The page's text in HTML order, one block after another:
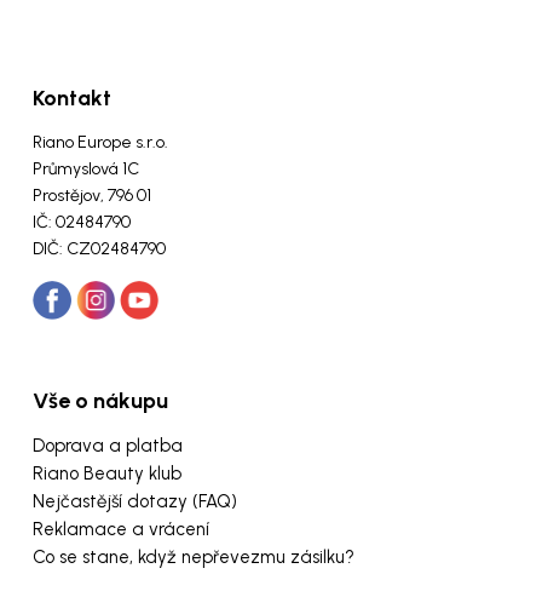
Kontakt
Riano Europe s.r.o.
Průmyslová 1C
Prostějov, 796 01
IČ: 02484790
DIČ: CZ02484790
Vše o nákupu
Doprava a platba
Riano Beauty klub
Nejčastější dotazy (FAQ)
Reklamace a vrácení
Co se stane, když nepřevezmu zásilku?